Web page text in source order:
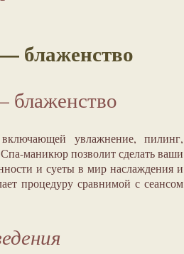
блаженство
увлажнение, пилинг,
маникюр позволит сделать ваши
и суеты в мир наслаждения и
процедуру сравнимой с сеансом